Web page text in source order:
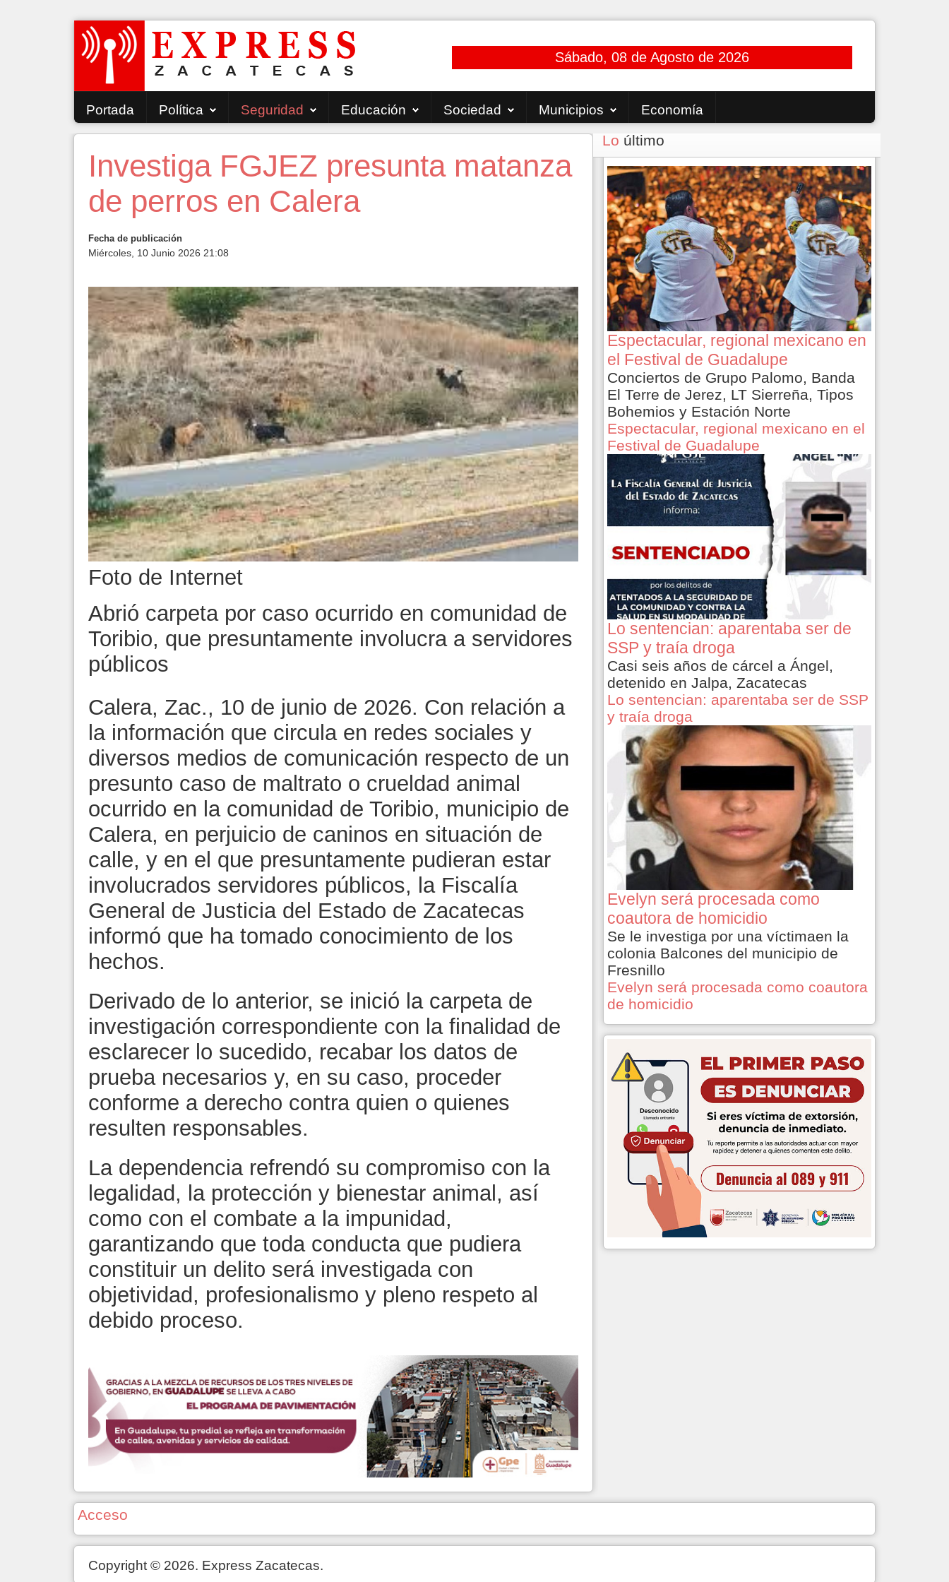
Sábado, 08 de Agosto de 2026
Portada Política Seguridad Educación Sociedad Municipios Economía
Investiga FGJEZ presunta matanza
de perros en Calera
Fecha de publicación
Miércoles, 10 Junio 2026 21:08
Foto de Internet
Abrió carpeta por caso ocurrido en comunidad de
Toribio, que presuntamente involucra a servidores
públicos
Calera, Zac., 10 de junio de 2026. Con relación a
la información que circula en redes sociales y
diversos medios de comunicación respecto de un
presunto caso de maltrato o crueldad animal
ocurrido en la comunidad de Toribio, municipio de
Calera, en perjuicio de caninos en situación de
calle, y en el que presuntamente pudieran estar
involucrados servidores públicos, la Fiscalía
General de Justicia del Estado de Zacatecas
informó que ha tomado conocimiento de los
hechos.
Derivado de lo anterior, se inició la carpeta de
investigación correspondiente con la finalidad de
esclarecer lo sucedido, recabar los datos de
prueba necesarios y, en su caso, proceder
conforme a derecho contra quien o quienes
resulten responsables.
La dependencia refrendó su compromiso con la
legalidad, la protección y bienestar animal, así
como con el combate a la impunidad,
garantizando que toda conducta que pudiera
constituir un delito será investigada con
objetividad, profesionalismo y pleno respeto al
debido proceso.
Lo último
Espectacular, regional mexicano en
el Festival de Guadalupe
Conciertos de Grupo Palomo, Banda
El Terre de Jerez, LT Sierreña, Tipos
Bohemios y Estación Norte
Espectacular, regional mexicano en el
Festival de Guadalupe
Lo sentencian: aparentaba ser de
SSP y traía droga
Casi seis años de cárcel a Ángel,
detenido en Jalpa, Zacatecas
Lo sentencian: aparentaba ser de SSP
y traía droga
Evelyn será procesada como
coautora de homicidio
Se le investiga por una víctimaen la
colonia Balcones del municipio de
Fresnillo
Evelyn será procesada como coautora
de homicidio
Acceso
Copyright © 2026. Express Zacatecas.